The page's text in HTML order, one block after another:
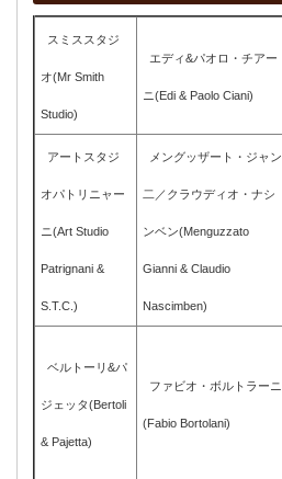
スミススタジ
オ(Mr Smith
Studio)
エディ&パオロ・チアー
ニ(Edi & Paolo Ciani)
アートスタジ
オパトリニャー
ニ(Art Studio
Patrignani &
S.T.C.)
メングッザート・ジャン
二／クラウディオ・ナシ
ンベン(Menguzzato
Gianni & Claudio
Nascimben)
ベルトーリ&パ
ジェッタ(Bertoli
& Pajetta)
ファビオ・ボルトラーニ
(Fabio Bortolani)